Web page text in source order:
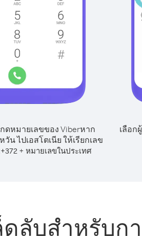
ดหมายเลขของ Viberหาก
น ไปเอสโตเนีย ให้เรียกเลข
+372+ หมายเลขในประเทศ
เลือก
ดลับสำหรับก